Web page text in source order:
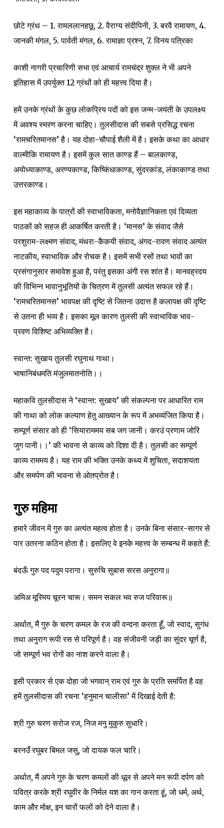
छोटे ग्रंथ – 1. रामललानहछू, 2. वैराग्य संदीपिनी, 3. बरवै रामायण, 4.
जानकी मंगल, 5. पार्वती मंगल, 6. रामाज्ञा प्रश्न, 7. विनय पत्रिका
काशी नागरी प्रचारिणी सभा एवं आचार्य रामचंद्र शुक्ल ने भी अपने
इतिहास में उपर्युक्त 12 ग्रंथों को ही महत्त्व दिया है।
हमें उनके ग्रंथों के कुछ लोकप्रिय पदों को इस जन्म-जयंती के उपलक्ष्य
में अवश्य स्मरण करना चाहिए। तुलसीदास की सबसे प्रसिद्ध रचना
‘रामचरितमानस’ है। यह दोहा-चौपाई शैली में है। इसके कथा का आधार
वाल्मीकि रामायण है। इसमें कुल सात काण्ड हैं – बालकाण्ड,
अयोध्याकाण्ड, अरण्यकाण्ड, किष्किंधाकाण्ड, सुंदरकांड, लंकाकाण्ड तथा
उत्तरकाण्ड।
इस महाकाव्य के पात्रों की स्वाभाविकता, मनोवैज्ञानिकता एवं दिव्यता
पाठकों को सहज ही आकर्षित करती है। ‘मानस’ के संवाद जैसे
परशुराम-लक्ष्मण संवाद, मंथरा-कैकयी संवाद, अंगद-रावण संवाद अत्यंत
नाटकीय, स्वाभाविक और रोचक है। इसमें सभी रसों तथा भावों का
प्रसंगानुसार समावेश हुआ है, परंतु इसका अंगी रस शांत है। मानवह्रदय
की विभिन्न भावानुभूतियों के चित्रण में तुलसी अत्यंत सफल रहे हैं।
‘रामचरितमानस’ भावपक्ष की दृष्टि से जितना उदात्त है कलापक्ष की दृष्टि
से उतना ही भव्य है। इसका मूल कारण तुलसी की स्वाभाविक भाव-
प्रवण विशिष्ट अभिव्यक्ति है।
स्वान्त: सुखाय तुलसी रघुनाथ गाथा।
भाषानिबंधमति मंजुलमातनोति।।
महाकवि तुलसीदास ने ‘स्वान्त: सुखाय’ की संकल्पना पर आधारित राम
की गाथा को लोक कल्याण हेतु आख्यान के रूप में अभव्यंजित किया है।
सम्पूर्ण संसार को ही ‘सियाराममय सब जग जानी। करउं प्रणाम जोरि
जुग पानी।।’ की भावना से काव्य को दिशा दी है। तुलसी का सम्पूर्ण
काव्य राममय है। यह राम की भक्ति उनके कथ्य में शुचिता, सदाशयता
और समर्पण की भावना से ओतप्रोत है।
गुरु महिमा
हमारे जीवन में गुरु का अत्यंत महत्व होता है। उनके बिना संसार-सागर से
पार उतरना कठिन होता है। इसलिए वे इनके महत्त्व के सम्बन्ध में कहते हैं:
बंदऊँ गुरु पद पदुम परागा। सुरुचि सुबास सरस अनुरागा॥
अमिअ मूरिमय चूरन चारू। समन सकल भव रुज परिवारू॥
अर्थात, मैं गुरु के चरण कमल के रज की वन्दना करता हूँ, जो स्वाद, सुगंध
तथा अनुराग रूपी रस से परिपूर्ण है। वह संजीवनी जड़ी का सुंदर चूर्ण है,
जो सम्पूर्ण भव रोगों का नाश करने वाला है।
इसी प्रकार से एक दोहा जो भगवान् राम एवं गुरु के प्रति समर्पित है वह
हमें तुलसीदास की रचना ‘हनुमान चालीसा’ में दिखाई देती है:
श्री गुरु चरण सरोज रज, निज मनु मुकुरु सुधारि।
बरनउँ रघुबर बिमल जसु, जो दायक फल चारि।
अर्थात, मैं अपने गुरु के चरण कमलों की धूल से अपने मन रूपी दर्पण को
पवित्र करके श्री रघुवीर के निर्मल यश का गान करता हूं, जो धर्म, अर्थ,
काम और मोक्ष, इन चारों फलों को देने वाला है।